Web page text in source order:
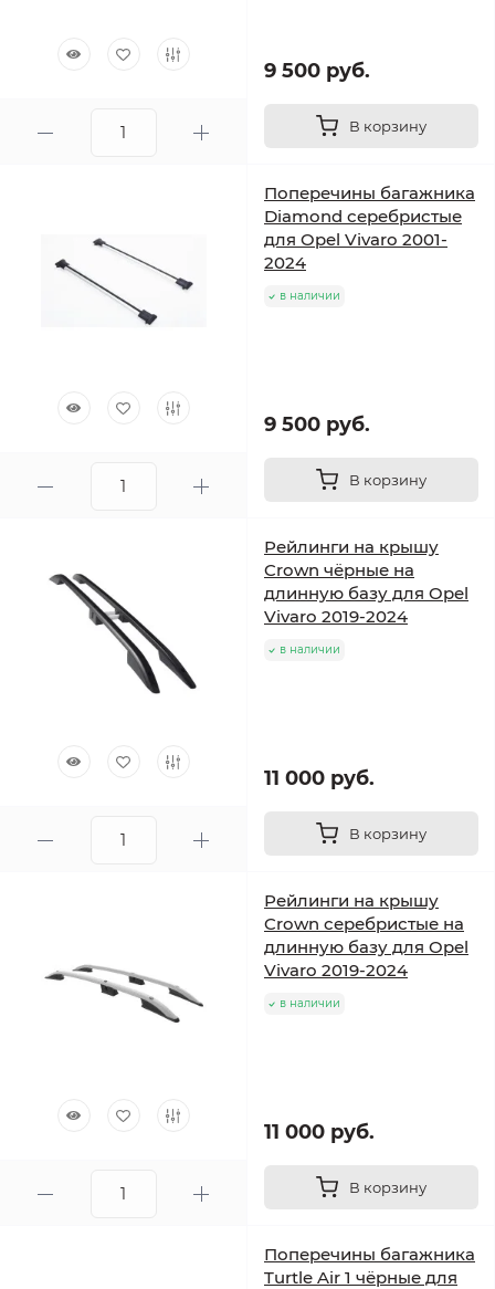
9 500 руб.
В корзину
Поперечины багажника
Diamond серебристые
для Opel Vivaro 2001-
2024
в наличии
9 500 руб.
В корзину
Рейлинги на крышу
Crown чёрные на
длинную базу для Opel
Vivaro 2019-2024
в наличии
11 000 руб.
В корзину
Рейлинги на крышу
Crown серебристые на
длинную базу для Opel
Vivaro 2019-2024
в наличии
11 000 руб.
В корзину
Поперечины багажника
Turtle Air 1 чёрные для